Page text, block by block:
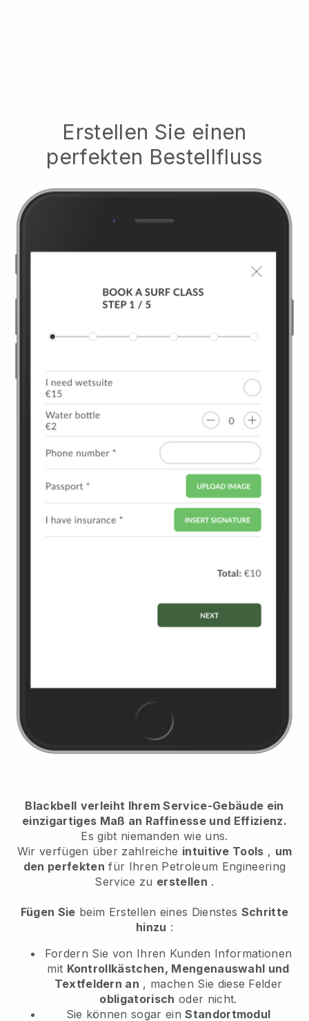
Erstellen Sie einen
perfekten Bestellfluss
Blackbell verleiht Ihrem Service-Gebäude ein
einzigartiges Maß an Raffinesse und Effizienz.
Es gibt niemanden wie uns.
Wir verfügen über zahlreiche intuitive Tools , um
den perfekten für Ihren Petroleum Engineering
Service zu erstellen .
Fügen Sie beim Erstellen eines Dienstes Schritte
hinzu :
Fordern Sie von Ihren Kunden Informationen
mit Kontrollkästchen, Mengenauswahl und
Textfeldern an , machen Sie diese Felder
obligatorisch oder nicht.
Sie können sogar einStandortmodul